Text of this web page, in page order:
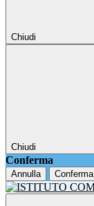
Chiudi
Chiudi
Conferma
Annulla Conferma